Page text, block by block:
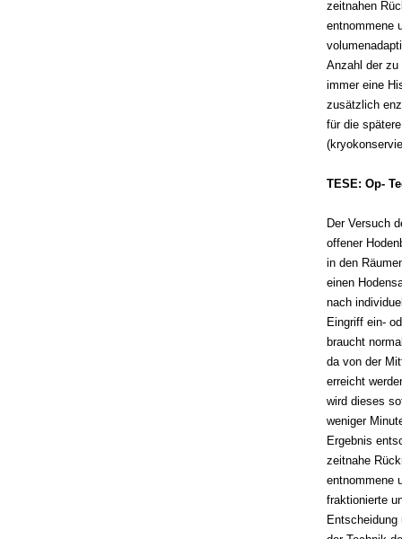
zeitnahen
entnommene
Anzahl der zu
immer eine
zusätzlich
für die
TESE: Op-
Der Versuch
offener
in den
einen
nach
Eingriff ein-
braucht
da von der
erreicht
wird dieses
weniger
Ergebnis
zeitnahe
entnommene
fraktionierte
Entscheidung